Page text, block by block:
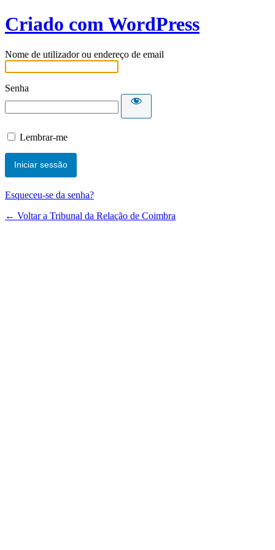
Criado com WordPress
Nome de utilizador ou endereço de email
Senha
Lembrar-me
Esqueceu-se da senha?
← Voltar a Tribunal da Relação de Coimbra